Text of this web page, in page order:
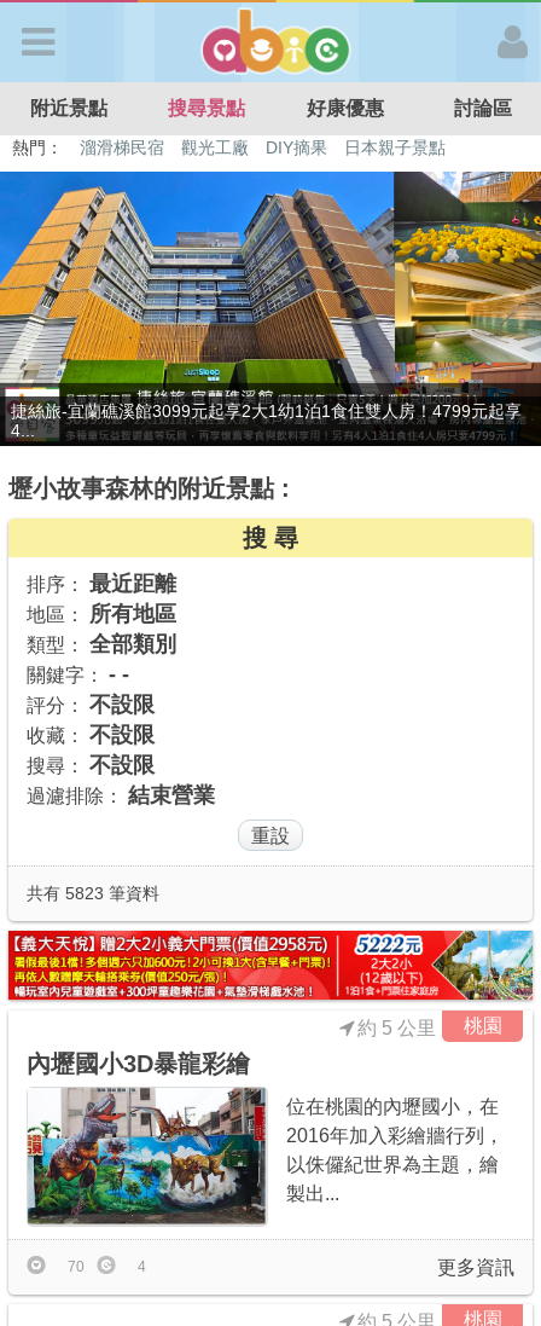
APP登入
首 頁
搜尋景點
好康優惠
最新消息
最新留言
商家合作
推薦景點
討論區
APP下載
附近景點 搜尋景點 好康優惠 討論區
熱門： 溜滑梯民宿 觀光工廠 DIY摘果
日本親子景點
特色遊戲場
親子住房優惠 台北親子餐廳 溫泉泡湯SPA
贈九族文化村門票2張(總價值1100元*2)！4099元享日月潭經典大飯
店...
壢小故事森林的附近景點 :
搜 尋
排序： 最近距離
地區： 所有地區
類型： 全部類別
關鍵字： - -
評分： 不設限
收藏： 不設限
搜尋： 不設限
過濾排除： 結束營業
共有 5823 筆資料
桃園
內壢國小3D暴龍彩繪
約 5 公里
位在桃園的內壢國小，在
2016年加入彩繪牆行列，
以侏儸紀世界為主題，繪
製出...
更多資訊
70 4
桃園
約 5 公里